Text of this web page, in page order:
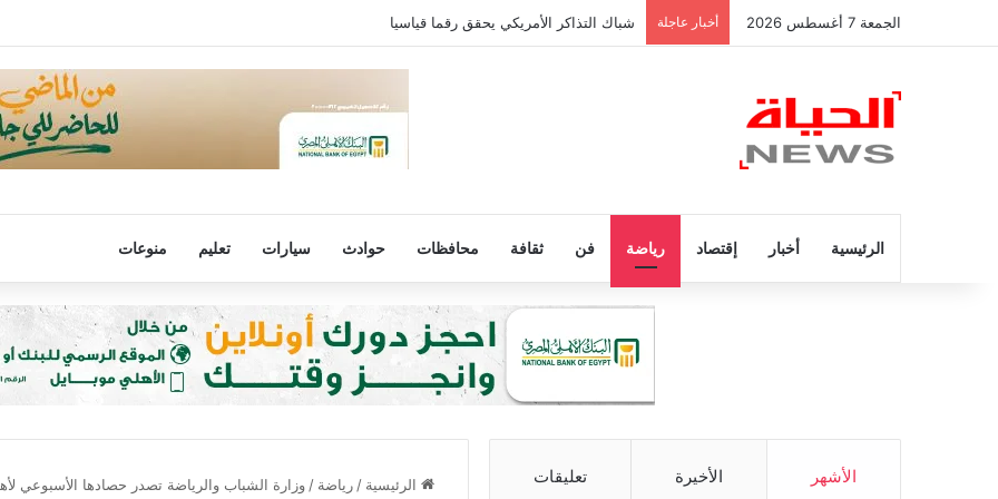
الجمعة 7 أغسطس 2026 أخبار عاجلة شباك التذاكر الأمريكي يحقق رقما قياسيا
الرئيسية أخبار إقتصاد رياضة فن ثقافة محافظات حوادث سيارات تعليم منوعات
الرئيسية / رياضة / وزارة الشباب والرياضة تصدر حصادها الأسبوعي الأشهر الأخيرة تعليقات